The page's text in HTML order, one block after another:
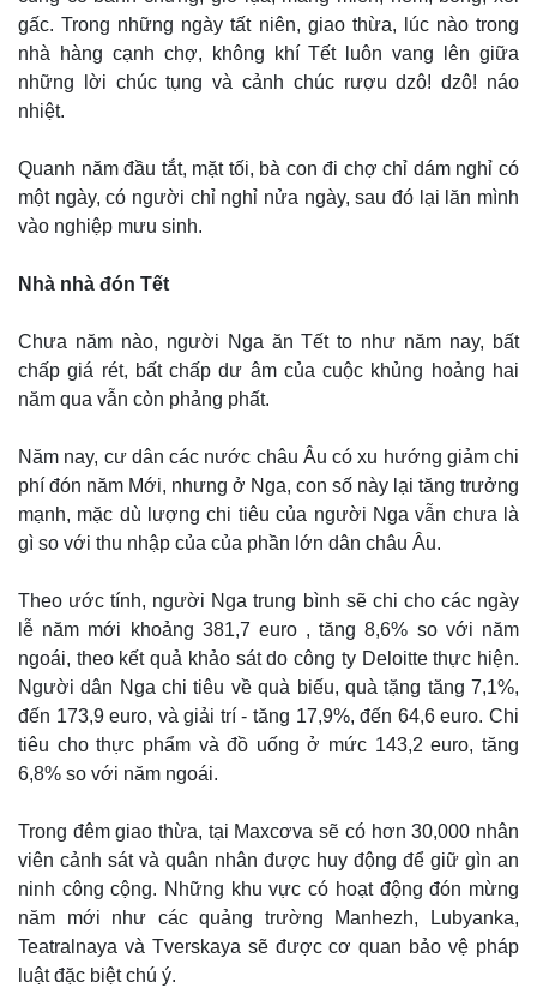
Kinh tế
Bất động sản
Khởi nghiệp
Thị trường
Giá vàng
Chứng khoán
Giá cà phê
gấc. Trong những ngày tất niên, giao thừa, lúc nào trong
nhà hàng cạnh chợ, không khí Tết luôn vang lên giữa
những lời chúc tụng và cảnh chúc rượu dzô! dzô! náo
nhiệt.
Quanh năm đầu tắt, mặt tối, bà con đi chợ chỉ dám nghỉ có
một ngày, có người chỉ nghỉ nửa ngày, sau đó lại lăn mình
vào nghiệp mưu sinh.
Nhà nhà đón Tết
Chưa năm nào, người Nga ăn Tết to như năm nay, bất
chấp giá rét, bất chấp dư âm của cuộc khủng hoảng hai
năm qua vẫn còn phảng phất.
Năm nay, cư dân các nước châu Âu có xu hướng giảm chi
phí đón năm Mới, nhưng ở Nga, con số này lại tăng trưởng
mạnh, mặc dù lượng chi tiêu của người Nga vẫn chưa là
gì so với thu nhập của của phần lớn dân châu Âu.
Theo ước tính, người Nga trung bình sẽ chi cho các ngày
lễ năm mới khoảng 381,7 euro , tăng 8,6% so với năm
ngoái, theo kết quả khảo sát do công ty Deloitte thực hiện.
Người dân Nga chi tiêu về quà biếu, quà tặng tăng 7,1%,
đến 173,9 euro, và giải trí - tăng 17,9%, đến 64,6 euro. Chi
tiêu cho thực phẩm và đồ uống ở mức 143,2 euro, tăng
6,8% so với năm ngoái.
Trong đêm giao thừa, tại Maxcơva sẽ có hơn 30,000 nhân
viên cảnh sát và quân nhân được huy động để giữ gìn an
ninh công cộng. Những khu vực có hoạt động đón mừng
năm mới như các quảng trường Manhezh, Lubyanka,
Teatralnaya và Tverskaya sẽ được cơ quan bảo vệ pháp
luật đặc biệt chú ý.